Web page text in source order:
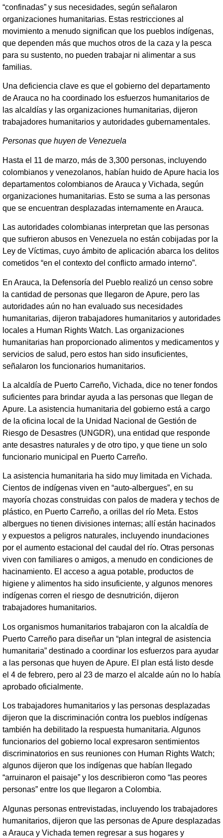
“confinadas” y sus necesidades, según señalaron
organizaciones humanitarias. Estas restricciones al
movimiento a menudo significan que los pueblos indígenas,
que dependen más que muchos otros de la caza y la pesca
para su sustento, no pueden trabajar ni alimentar a sus
familias.
Una deficiencia clave es que el gobierno del departamento
de Arauca no ha coordinado los esfuerzos humanitarios de
las alcaldías y las organizaciones humanitarias, dijeron
trabajadores humanitarios y autoridades gubernamentales.
Personas que huyen de Venezuela
Hasta el 11 de marzo, más de 3,300 personas, incluyendo
colombianos y venezolanos, habían huido de Apure hacia los
departamentos colombianos de Arauca y Vichada, según
organizaciones humanitarias. Esto se suma a las personas
que se encuentran desplazadas internamente en Arauca.
Las autoridades colombianas interpretan que las personas
que sufrieron abusos en Venezuela no están cobijadas por la
Ley de Víctimas, cuyo ámbito de aplicación abarca los delitos
cometidos “en el contexto del conflicto armado interno”.
En Arauca, la Defensoría del Pueblo realizó un censo sobre
la cantidad de personas que llegaron de Apure, pero las
autoridades aún no han evaluado sus necesidades
humanitarias, dijeron trabajadores humanitarios y autoridades
locales a Human Rights Watch. Las organizaciones
humanitarias han proporcionado alimentos y medicamentos y
servicios de salud, pero estos han sido insuficientes,
señalaron los funcionarios humanitarios.
La alcaldía de Puerto Carreño, Vichada, dice no tener fondos
suficientes para brindar ayuda a las personas que llegan de
Apure. La asistencia humanitaria del gobierno está a cargo
de la oficina local de la Unidad Nacional de Gestión de
Riesgo de Desastres (UNGDR), una entidad que responde
ante desastres naturales y de otro tipo, y que tiene un solo
funcionario municipal en Puerto Carreño.
La asistencia humanitaria ha sido muy limitada en Vichada.
Cientos de indígenas viven en “auto-albergues”, en su
mayoría chozas construidas con palos de madera y techos de
plástico, en Puerto Carreño, a orillas del río Meta. Estos
albergues no tienen divisiones internas; allí están hacinados
y expuestos a peligros naturales, incluyendo inundaciones
por el aumento estacional del caudal del río. Otras personas
viven con familiares o amigos, a menudo en condiciones de
hacinamiento. El acceso a agua potable, productos de
higiene y alimentos ha sido insuficiente, y algunos menores
indígenas corren el riesgo de desnutrición, dijeron
trabajadores humanitarios.
Los organismos humanitarios trabajaron con la alcaldía de
Puerto Carreño para diseñar un “plan integral de asistencia
humanitaria” destinado a coordinar los esfuerzos para ayudar
a las personas que huyen de Apure. El plan está listo desde
el 4 de febrero, pero al 23 de marzo el alcalde aún no lo había
aprobado oficialmente.
Los trabajadores humanitarios y las personas desplazadas
dijeron que la discriminación contra los pueblos indígenas
también ha debilitado la respuesta humanitaria. Algunos
funcionarios del gobierno local expresaron sentimientos
discriminatorios en sus reuniones con Human Rights Watch;
algunos dijeron que los indígenas que habían llegado
“arruinaron el paisaje” y los describieron como “las peores
personas” entre los que llegaron a Colombia.
Algunas personas entrevistadas, incluyendo los trabajadores
humanitarios, dijeron que las personas de Apure desplazadas
a Arauca y Vichada temen regresar a sus hogares y